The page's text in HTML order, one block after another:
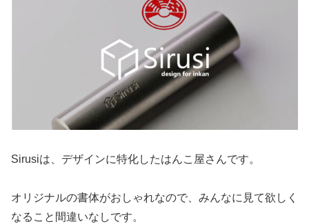
Sirusiは、デザインに特化したはんこ屋さんです。
オリジナルの書体がおしゃれなので、みんなに見て欲しく
なること間違いなしです。